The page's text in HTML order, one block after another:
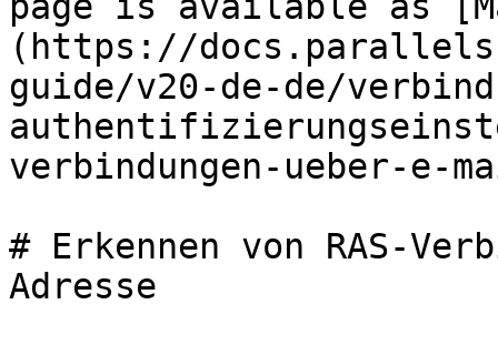
(https://
guide/v20-de-de/
verbindungen-ueber-e-
# Erkennen von RAS-
Adresse